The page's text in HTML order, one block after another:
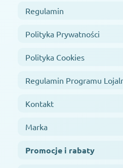
Regulamin
Polityka Prywatności
Polityka Cookies
Regulamin Programu
Kontakt
Marka
Promocje i rabaty